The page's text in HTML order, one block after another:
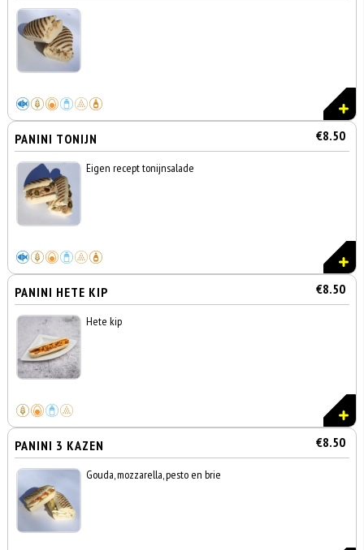
PANINI TONIJN €8.50
Eigen recept tonijnsalade
PANINI HETE KIP €8.50
Hete kip
PANINI 3 KAZEN €8.50
Gouda, mozzarella, pesto en brie